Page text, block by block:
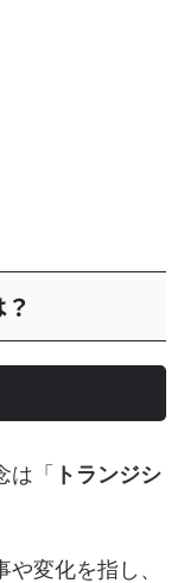
は「
トランジシ
変化を指し、